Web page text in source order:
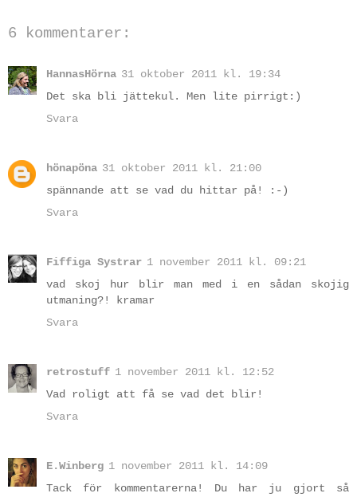
6 kommentarer:
HannasHörna 31 oktober 2011 kl. 19:34
Det ska bli jättekul. Men lite pirrigt:)
Svara
hönapöna 31 oktober 2011 kl. 21:00
spännande att se vad du hittar på! :-)
Svara
Fiffiga Systrar 1 november 2011 kl. 09:21
vad skoj hur blir man med i en sådan skojig
utmaning?! kramar
Svara
retrostuff 1 november 2011 kl. 12:52
Vad roligt att få se vad det blir!
Svara
E.Winberg 1 november 2011 kl. 14:09
Tack för kommentarerna! Du har ju gjort så